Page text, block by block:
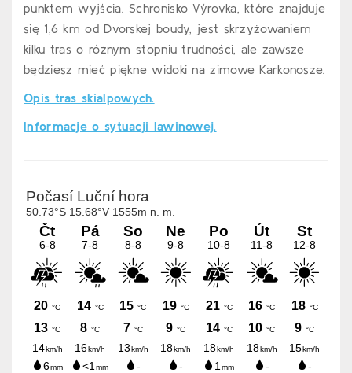
punktem wyjścia. Schronisko Výrovka, które znajduje
się 1,6 km od Dvorskej boudy, jest skrzyżowaniem
kilku tras o różnym stopniu trudności, ale zawsze
będziesz mieć piękne widoki na zimowe Karkonosze.
Opis tras skialpowych.
Informacje o sytuacji lawinowej.